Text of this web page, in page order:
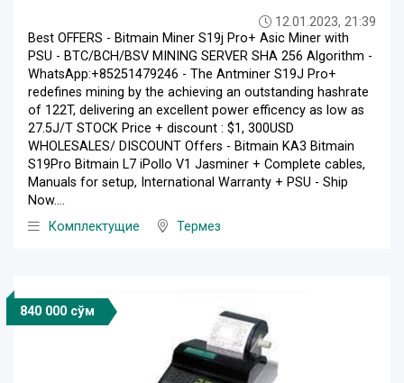
12.01.2023, 21:39
Best OFFERS - Bitmain Miner S19j Pro+ Asic Miner with
PSU - BTC/BCH/BSV MINING SERVER SHA 256 Algorithm -
WhatsApp:+85251479246 - The Antminer S19J Pro+
redefines mining by the achieving an outstanding hashrate
of 122T, delivering an excellent power efficency as low as
27.5J/T STOCK Price + discount : $1, 300USD
WHOLESALES/ DISCOUNT Offers - Bitmain KA3 Bitmain
S19Pro Bitmain L7 iPollo V1 Jasminer + Complete cables,
Manuals for setup, International Warranty + PSU - Ship
Now....
Комплектущие
Термез
840 000 сўм